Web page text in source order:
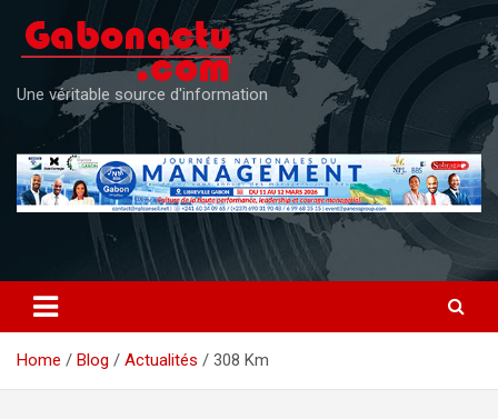
content
Une véritable source d'information
Home Blog Actualités 308 Km